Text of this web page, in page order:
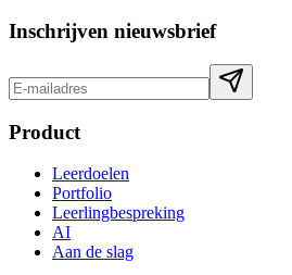
Inschrijven nieuwsbrief
Product
Leerdoelen
Portfolio
Leerlingbespreking
AI
Aan de slag